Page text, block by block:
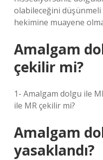
olabileceğini düşünmeli
hekimine muayene
Amalgam
çekilir mi?
1- Amalgam dolgu ile
ile MR çekilir mi?
Amalgam
yasaklandı?